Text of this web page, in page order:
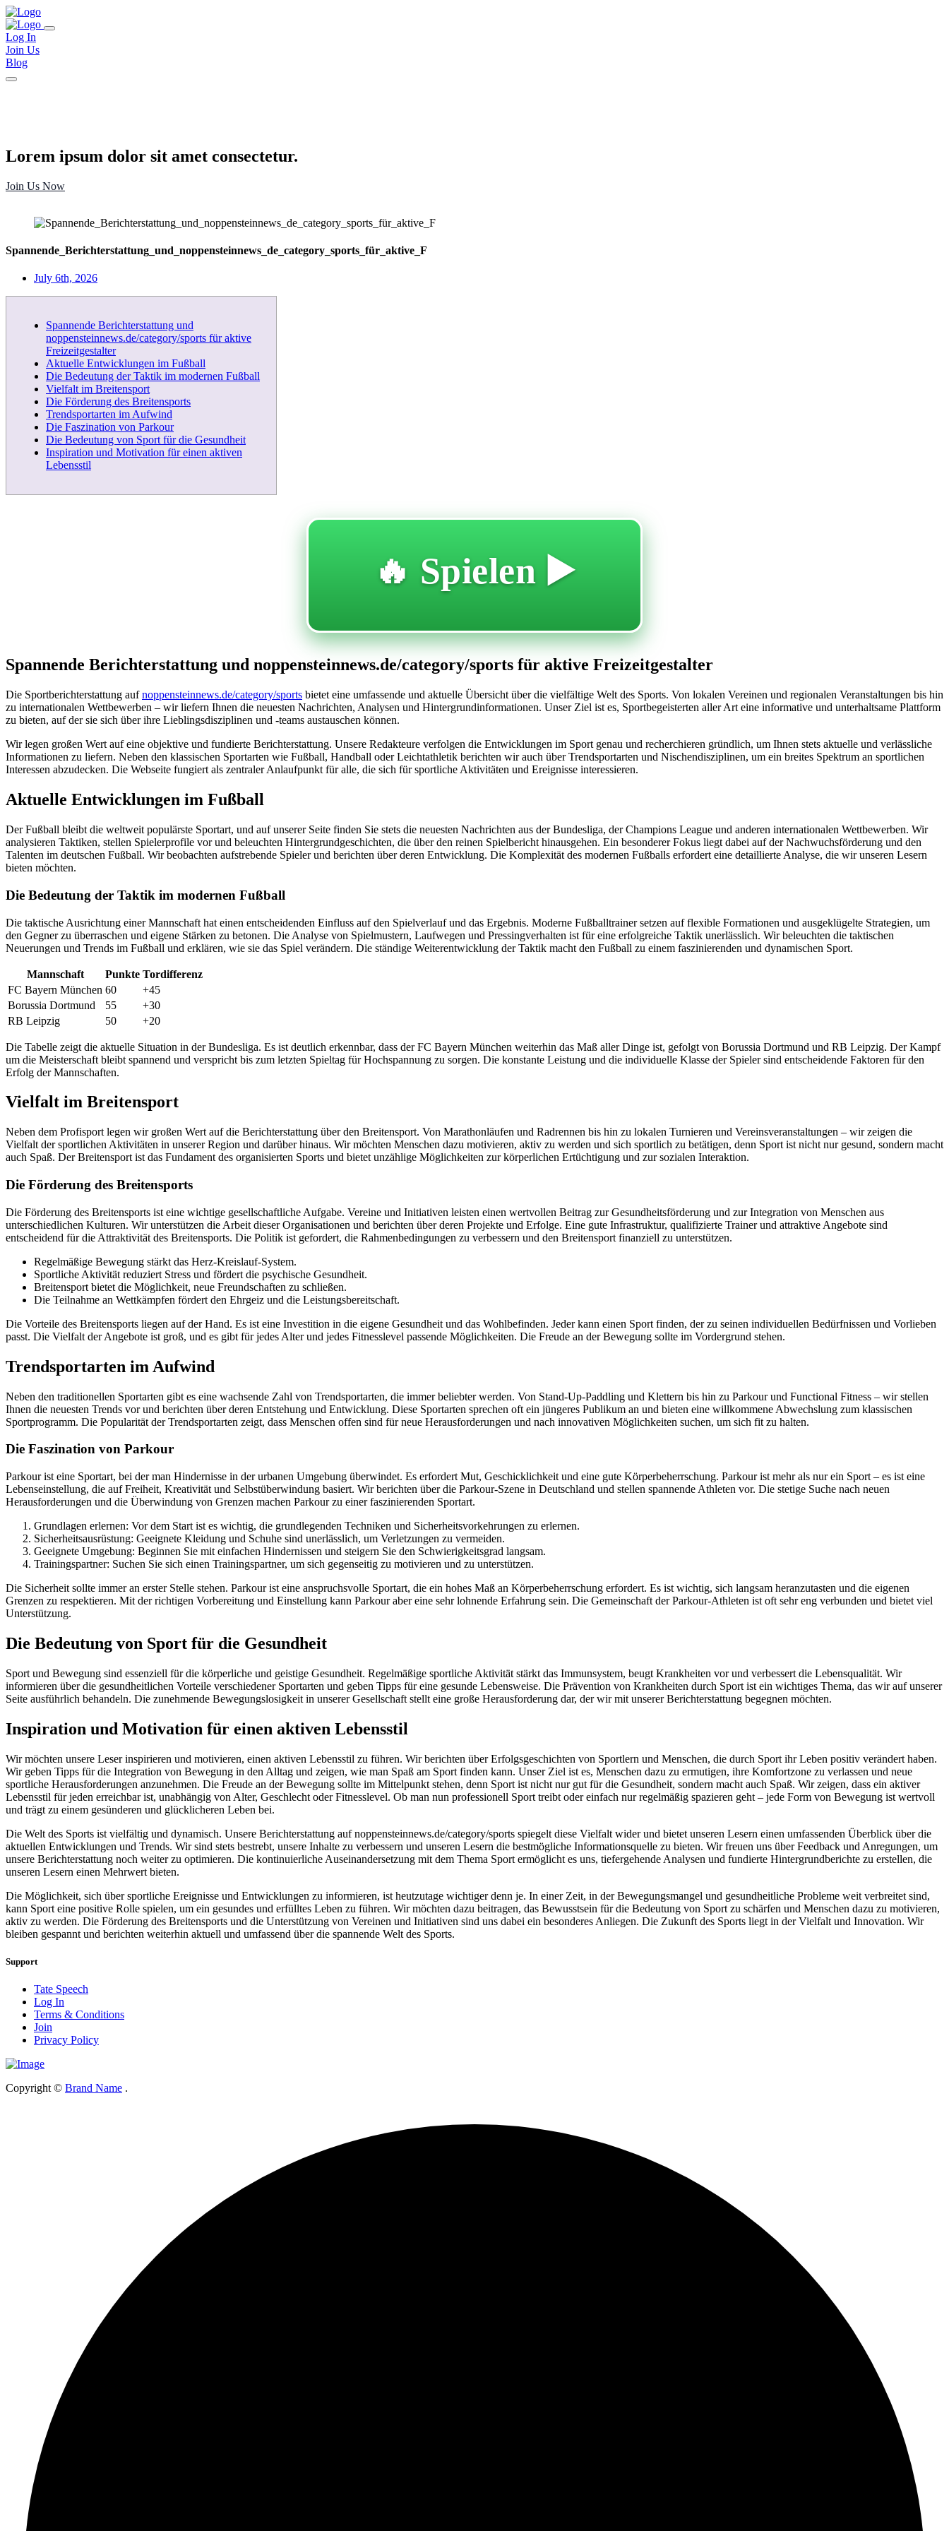
Log In
Join Us
Blog
Lorem ipsum dolor sit amet consectetur.
Join Us Now
Spannende_Berichterstattung_und_noppensteinnews_de_category_sports_für_aktive_F
July 6th, 2026
Spannende Berichterstattung und
noppensteinnews.de/category/sports für aktive
Freizeitgestalter
Aktuelle Entwicklungen im Fußball
Die Bedeutung der Taktik im modernen Fußball
Vielfalt im Breitensport
Die Förderung des Breitensports
Trendsportarten im Aufwind
Die Faszination von Parkour
Die Bedeutung von Sport für die Gesundheit
Inspiration und Motivation für einen aktiven
Lebensstil
🔥 Spielen ▶️
Spannende Berichterstattung und noppensteinnews.de/category/sports für aktive Freizeitgestalter
Die Sportberichterstattung aufnoppensteinnews.de/category/sports bietet eine umfassende und aktuelle Übersicht über die vielfältige Welt des Sports. Von lokalen Vereinen und regionalen Veranstaltungen bis hin
zu internationalen Wettbewerben – wir liefern Ihnen die neuesten Nachrichten, Analysen und Hintergrundinformationen. Unser Ziel ist es, Sportbegeisterten aller Art eine informative und unterhaltsame Plattform
zu bieten, auf der sie sich über ihre Lieblingsdisziplinen und -teams austauschen können.
Wir legen großen Wert auf eine objektive und fundierte Berichterstattung. Unsere Redakteure verfolgen die Entwicklungen im Sport genau und recherchieren gründlich, um Ihnen stets aktuelle und verlässliche
Informationen zu liefern. Neben den klassischen Sportarten wie Fußball, Handball oder Leichtathletik berichten wir auch über Trendsportarten und Nischendisziplinen, um ein breites Spektrum an sportlichen
Interessen abzudecken. Die Webseite fungiert als zentraler Anlaufpunkt für alle, die sich für sportliche Aktivitäten und Ereignisse interessieren.
Aktuelle Entwicklungen im Fußball
Der Fußball bleibt die weltweit populärste Sportart, und auf unserer Seite finden Sie stets die neuesten Nachrichten aus der Bundesliga, der Champions League und anderen internationalen Wettbewerben. Wir
analysieren Taktiken, stellen Spielerprofile vor und beleuchten Hintergrundgeschichten, die über den reinen Spielbericht hinausgehen. Ein besonderer Fokus liegt dabei auf der Nachwuchsförderung und den
Talenten im deutschen Fußball. Wir beobachten aufstrebende Spieler und berichten über deren Entwicklung. Die Komplexität des modernen Fußballs erfordert eine detaillierte Analyse, die wir unseren Lesern
bieten möchten.
Die Bedeutung der Taktik im modernen Fußball
Die taktische Ausrichtung einer Mannschaft hat einen entscheidenden Einfluss auf den Spielverlauf und das Ergebnis. Moderne Fußballtrainer setzen auf flexible Formationen und ausgeklügelte Strategien, um
den Gegner zu überraschen und eigene Stärken zu betonen. Die Analyse von Spielmustern, Laufwegen und Pressingverhalten ist für eine erfolgreiche Taktik unerlässlich. Wir beleuchten die taktischen
Neuerungen und Trends im Fußball und erklären, wie sie das Spiel verändern. Die ständige Weiterentwicklung der Taktik macht den Fußball zu einem faszinierenden und dynamischen Sport.
Mannschaft Punkte Tordifferenz
FC Bayern München 60
+45
Borussia Dortmund
55
+30
RB Leipzig
50 +20
Die Tabelle zeigt die aktuelle Situation in der Bundesliga. Es ist deutlich erkennbar, dass der FC Bayern München weiterhin das Maß aller Dinge ist, gefolgt von Borussia Dortmund und RB Leipzig. Der Kampf
um die Meisterschaft bleibt spannend und verspricht bis zum letzten Spieltag für Hochspannung zu sorgen. Die konstante Leistung und die individuelle Klasse der Spieler sind entscheidende Faktoren für den
Erfolg der Mannschaften.
Vielfalt im Breitensport
Neben dem Profisport legen wir großen Wert auf die Berichterstattung über den Breitensport. Von Marathonläufen und Radrennen bis hin zu lokalen Turnieren und Vereinsveranstaltungen – wir zeigen die
Vielfalt der sportlichen Aktivitäten in unserer Region und darüber hinaus. Wir möchten Menschen dazu motivieren, aktiv zu werden und sich sportlich zu betätigen, denn Sport ist nicht nur gesund, sondern macht
auch Spaß. Der Breitensport ist das Fundament des organisierten Sports und bietet unzählige Möglichkeiten zur körperlichen Ertüchtigung und zur sozialen Interaktion.
Die Förderung des Breitensports
Die Förderung des Breitensports ist eine wichtige gesellschaftliche Aufgabe. Vereine und Initiativen leisten einen wertvollen Beitrag zur Gesundheitsförderung und zur Integration von Menschen aus
unterschiedlichen Kulturen. Wir unterstützen die Arbeit dieser Organisationen und berichten über deren Projekte und Erfolge. Eine gute Infrastruktur, qualifizierte Trainer und attraktive Angebote sind
entscheidend für die Attraktivität des Breitensports. Die Politik ist gefordert, die Rahmenbedingungen zu verbessern und den Breitensport finanziell zu unterstützen.
Regelmäßige Bewegung stärkt das Herz-Kreislauf-System.
Sportliche Aktivität reduziert Stress und fördert die psychische Gesundheit.
Breitensport bietet die Möglichkeit, neue Freundschaften zu schließen.
Die Teilnahme an Wettkämpfen fördert den Ehrgeiz und die Leistungsbereitschaft.
Die Vorteile des Breitensports liegen auf der Hand. Es ist eine Investition in die eigene Gesundheit und das Wohlbefinden. Jeder kann einen Sport finden, der zu seinen individuellen Bedürfnissen und Vorlieben
passt. Die Vielfalt der Angebote ist groß, und es gibt für jedes Alter und jedes Fitnesslevel passende Möglichkeiten. Die Freude an der Bewegung sollte im Vordergrund stehen.
Trendsportarten im Aufwind
Neben den traditionellen Sportarten gibt es eine wachsende Zahl von Trendsportarten, die immer beliebter werden. Von Stand-Up-Paddling und Klettern bis hin zu Parkour und Functional Fitness – wir stellen
Ihnen die neuesten Trends vor und berichten über deren Entstehung und Entwicklung. Diese Sportarten sprechen oft ein jüngeres Publikum an und bieten eine willkommene Abwechslung zum klassischen
Sportprogramm. Die Popularität der Trendsportarten zeigt, dass Menschen offen sind für neue Herausforderungen und nach innovativen Möglichkeiten suchen, um sich fit zu halten.
Die Faszination von Parkour
Parkour ist eine Sportart, bei der man Hindernisse in der urbanen Umgebung überwindet. Es erfordert Mut, Geschicklichkeit und eine gute Körperbeherrschung. Parkour ist mehr als nur ein Sport – es ist eine
Lebenseinstellung, die auf Freiheit, Kreativität und Selbstüberwindung basiert. Wir berichten über die Parkour-Szene in Deutschland und stellen spannende Athleten vor. Die stetige Suche nach neuen
Herausforderungen und die Überwindung von Grenzen machen Parkour zu einer faszinierenden Sportart.
Grundlagen erlernen: Vor dem Start ist es wichtig, die grundlegenden Techniken und Sicherheitsvorkehrungen zu erlernen.
Sicherheitsausrüstung: Geeignete Kleidung und Schuhe sind unerlässlich, um Verletzungen zu vermeiden.
Geeignete Umgebung: Beginnen Sie mit einfachen Hindernissen und steigern Sie den Schwierigkeitsgrad langsam.
Trainingspartner: Suchen Sie sich einen Trainingspartner, um sich gegenseitig zu motivieren und zu unterstützen.
Die Sicherheit sollte immer an erster Stelle stehen. Parkour ist eine anspruchsvolle Sportart, die ein hohes Maß an Körperbeherrschung erfordert. Es ist wichtig, sich langsam heranzutasten und die eigenen
Grenzen zu respektieren. Mit der richtigen Vorbereitung und Einstellung kann Parkour aber eine sehr lohnende Erfahrung sein. Die Gemeinschaft der Parkour-Athleten ist oft sehr eng verbunden und bietet viel
Unterstützung.
Die Bedeutung von Sport für die Gesundheit
Sport und Bewegung sind essenziell für die körperliche und geistige Gesundheit. Regelmäßige sportliche Aktivität stärkt das Immunsystem, beugt Krankheiten vor und verbessert die Lebensqualität. Wir
informieren über die gesundheitlichen Vorteile verschiedener Sportarten und geben Tipps für eine gesunde Lebensweise. Die Prävention von Krankheiten durch Sport ist ein wichtiges Thema, das wir auf unserer
Seite ausführlich behandeln. Die zunehmende Bewegungslosigkeit in unserer Gesellschaft stellt eine große Herausforderung dar, der wir mit unserer Berichterstattung begegnen möchten.
Inspiration und Motivation für einen aktiven Lebensstil
Wir möchten unsere Leser inspirieren und motivieren, einen aktiven Lebensstil zu führen. Wir berichten über Erfolgsgeschichten von Sportlern und Menschen, die durch Sport ihr Leben positiv verändert haben.
Wir geben Tipps für die Integration von Bewegung in den Alltag und zeigen, wie man Spaß am Sport finden kann. Unser Ziel ist es, Menschen dazu zu ermutigen, ihre Komfortzone zu verlassen und neue
sportliche Herausforderungen anzunehmen. Die Freude an der Bewegung sollte im Mittelpunkt stehen, denn Sport ist nicht nur gut für die Gesundheit, sondern macht auch Spaß. Wir zeigen, dass ein aktiver
Lebensstil für jeden erreichbar ist, unabhängig von Alter, Geschlecht oder Fitnesslevel. Ob man nun professionell Sport treibt oder einfach nur regelmäßig spazieren geht – jede Form von Bewegung ist wertvoll
und trägt zu einem gesünderen und glücklicheren Leben bei.
Die Welt des Sports ist vielfältig und dynamisch. Unsere Berichterstattung auf noppensteinnews.de/category/sports spiegelt diese Vielfalt wider und bietet unseren Lesern einen umfassenden Überblick über die
aktuellen Entwicklungen und Trends. Wir sind stets bestrebt, unsere Inhalte zu verbessern und unseren Lesern die bestmögliche Informationsquelle zu bieten. Wir freuen uns über Feedback und Anregungen, um
unsere Berichterstattung noch weiter zu optimieren. Die kontinuierliche Auseinandersetzung mit dem Thema Sport ermöglicht es uns, tiefergehende Analysen und fundierte Hintergrundberichte zu erstellen, die
unseren Lesern einen Mehrwert bieten.
Die Möglichkeit, sich über sportliche Ereignisse und Entwicklungen zu informieren, ist heutzutage wichtiger denn je. In einer Zeit, in der Bewegungsmangel und gesundheitliche Probleme weit verbreitet sind,
kann Sport eine positive Rolle spielen, um ein gesundes und erfülltes Leben zu führen. Wir möchten dazu beitragen, das Bewusstsein für die Bedeutung von Sport zu schärfen und Menschen dazu zu motivieren,
aktiv zu werden. Die Förderung des Breitensports und die Unterstützung von Vereinen und Initiativen sind uns dabei ein besonderes Anliegen. Die Zukunft des Sports liegt in der Vielfalt und Innovation. Wir
bleiben gespannt und berichten weiterhin aktuell und umfassend über die spannende Welt des Sports.
Support
Tate Speech
Log In
Terms & Conditions
Join
Privacy Policy
Copyright © Brand Name .